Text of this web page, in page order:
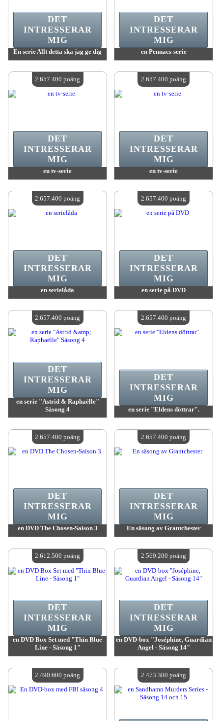
En serie Allt detta ska jag ge dig
Antal tillgängliga:4
DET
INTRESSERAR
MIG
en Pennacs-serie
Antal tillgängliga:4
DET
INTRESSERAR
MIG
en tv-serie
Antal tillgängliga:4
DET
INTRESSERAR
MIG
2.657.400 poäng
en tv-serie
Antal tillgängliga:4
DET
INTRESSERAR
MIG
2.657.400 poäng
en serielåda
Antal tillgängliga:4
DET
INTRESSERAR
MIG
2.657.400 poäng
en serie på DVD
Antal tillgängliga:4
DET
INTRESSERAR
MIG
2.657.400 poäng
en serie "Astrid & Raphaëlle"
Säsong 4
Antal tillgängliga:4
DET
INTRESSERAR
MIG
2.657.400 poäng
en serie "Eldens döttrar".
Antal tillgängliga:4
DET
INTRESSERAR
MIG
2.657.400 poäng
en DVD The Chosen-Saison 3
Antal tillgängliga:4
DET
INTRESSERAR
MIG
2.657.400 poäng
En säsong av Grantchester
Antal tillgängliga:4
DET
INTRESSERAR
MIG
2.657.400 poäng
en DVD Box Set med "Thin Blue
Line - Säsong 1"
Antal tillgängliga:4
DET
INTRESSERAR
MIG
2.612.500 poäng
en DVD-box "Joséphine, Guardian
Angel - Säsong 14"
Antal tillgängliga:4
DET
INTRESSERAR
MIG
2.569.200 poäng
2.490.600 poäng 2.473.300 poäng